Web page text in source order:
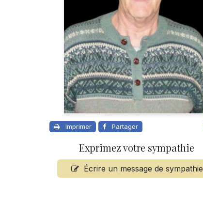
Imprimer Partager
Exprimez votre sympathie
Écrire un message de sympathie